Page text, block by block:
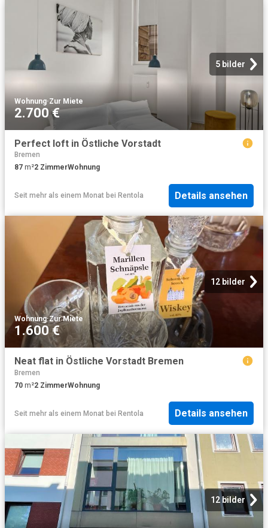
5 bilder
Wohnung·Zur Miete
2.700 €
Perfect loft in Östliche Vorstadt
Bremen
87 m²2 ZimmerWohnung
Seit mehr als einem Monat bei Rentola Details ansehen
12 bilder
Wohnung·Zur Miete
1.600 €
Neat flat in Östliche Vorstadt Bremen
Bremen
70 m²2 ZimmerWohnung
Seit mehr als einem Monat bei Rentola Details ansehen
12 bilder